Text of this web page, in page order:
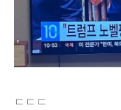
ㄷㄷㄷ